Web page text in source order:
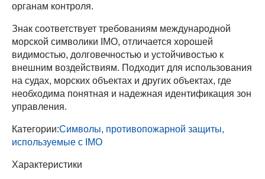
органам контроля.
Знак соответствует требованиям международной
морской символики IMO, отличается хорошей
видимостью, долговечностью и устойчивостью к
внешним воздействиям. Подходит для использования
на судах, морских объектах и других объектах, где
необходима понятная и надежная идентификация зон
управления.
Категории:Символы, противопожарной защиты,
используемые с IMO
Характеристики